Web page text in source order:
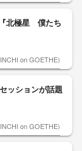
『北極星 僕たち
on GOETHE)
ッションが話題
on GOETHE)